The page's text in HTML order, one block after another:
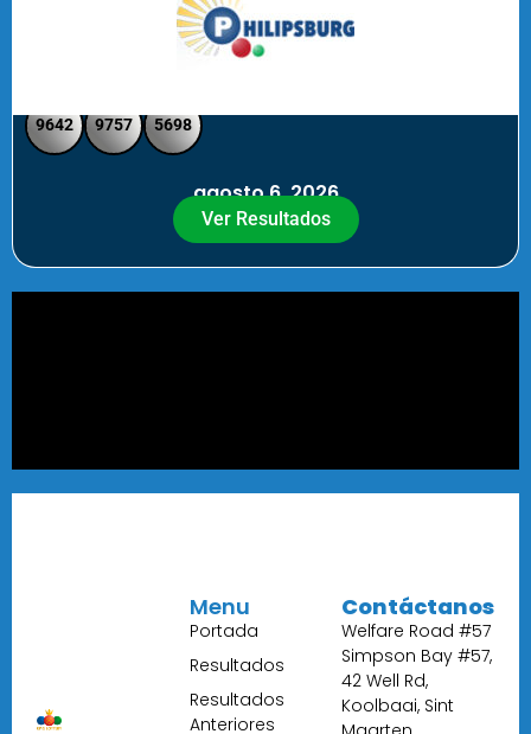
9642 9757 5698
agosto 6, 2026
Ver Resultados
Menu
Portada
Resultados
Resultados
Anteriores
Contáctanos
Welfare Road #57
Simpson Bay #57,
42 Well Rd,
Koolbaai, Sint